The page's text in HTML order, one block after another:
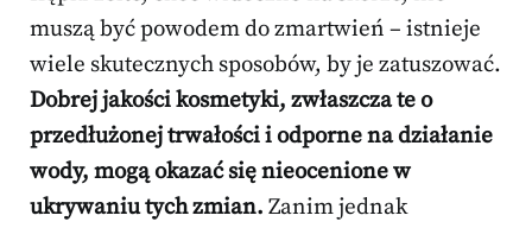
muszą być powodem do zmartwień – istnieje
wiele skutecznych sposobów, by je zatuszować.
Dobrej jakości kosmetyki, zwłaszcza te o
przedłużonej trwałości i odporne na działanie
wody, mogą okazać się nieocenione w
ukrywaniu tych zmian. Zanim jednak